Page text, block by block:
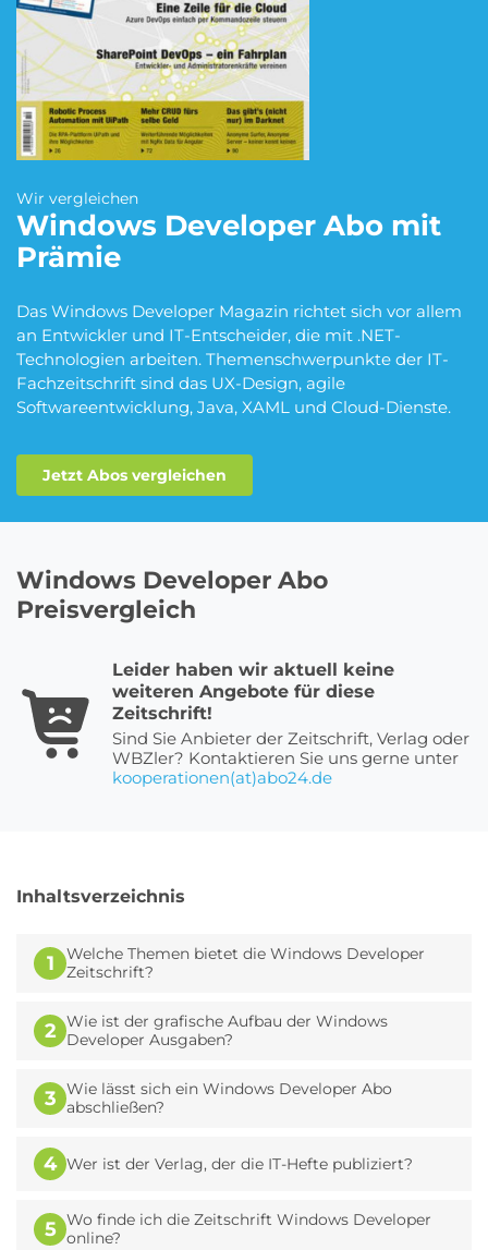
Blumen Abo
eBook Abo
Fitness Abo
Kino Abo Kochbox Abo
Musik-Streaming Abo
Sprachlern App Abo Streaming Abo
Süßigkeiten Abo Zeitschriften Abo
Wir vergleichen
Windows Developer Abo mit
Prämie
Das Windows Developer Magazin richtet sich vor allem
an Entwickler und IT-Entscheider, die mit .NET-
Technologien arbeiten. Themenschwerpunkte der IT-
Fachzeitschrift sind das UX-Design, agile
Softwareentwicklung, Java, XAML und Cloud-Dienste.
Jetzt Abos vergleichen
Windows Developer Abo
Preisvergleich
Leider haben wir aktuell keine
weiteren Angebote für diese
Zeitschrift!
Sind Sie Anbieter der Zeitschrift, Verlag oder
WBZler? Kontaktieren Sie uns gerne unter
kooperationen(at)abo24.de
Inhaltsverzeichnis
1
Welche Themen bietet die Windows Developer
Zeitschrift?
2 Wie ist der grafische Aufbau der Windows
Developer Ausgaben?
3 Wie lässt sich ein Windows Developer Abo
abschließen?
4 Wer ist der Verlag, der die IT-Hefte publiziert?
5 Wo finde ich die Zeitschrift Windows Developer
online?